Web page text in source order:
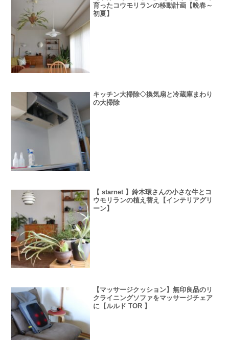
育ったコウモリランの移動計画【晩春～
初夏】
キッチン大掃除◇換気扇と冷蔵庫まわり
の大掃除
【 starnet 】鈴木環さんの小さな牛とコ
ウモリランの植え替え【インテリアグリ
ーン】
【マッサージクッション】無印良品のリ
クライニングソファをマッサージチェア
に【ルルド TOR 】